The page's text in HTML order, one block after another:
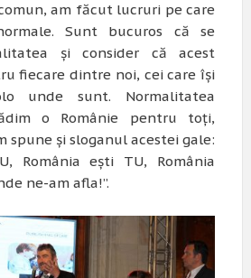
am făcut lucruri pe care
Sunt bucuros că se
și consider că acest
fiecare dintre noi, cei care își
unde sunt. Normalitatea
o Românie pentru toți,
spune și sloganul acestei gale:
România ești TU, România
ne-am afla!”.